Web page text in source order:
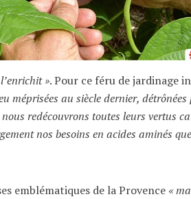
». Pour ce féru de jardinage
méprisées au siècle dernier,
redécouvrons toutes leurs vertus
nos besoins en acides aminés
emblématiques de la Provence «